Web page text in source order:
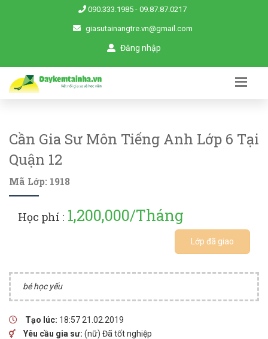
090.333.1985 - 09.87.87.0217
giasutainangtre.vn@gmail.com
Đăng nhập
Cần Gia Sư Môn Tiếng Anh Lớp 6 Tại
Quận 12
Mã Lớp: 1918
Học phí : 1,200,000/Tháng
Lớp đã giao
bé học yếu
Tạo lúc: 18:57 21.02.2019
Yêu cầu gia sư: (nữ) Đã tốt nghiệp